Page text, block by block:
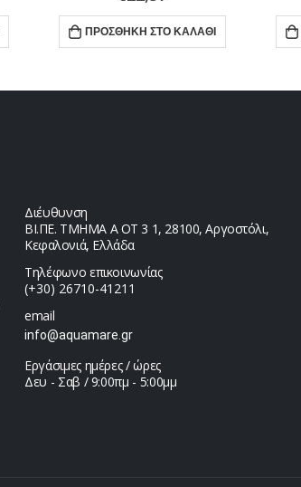
ΠΡΟΣΘΉΚΗ ΣΤΟ ΚΑΛΆΘΙ
Διέυθυνση
ΒΙ.ΠΕ. ΤΜΗΜΑ Α ΟΤ 3 1, 28100, Αργοστόλι,
Κεφαλονιά, Ελλάδα
Τηλέφωνο επικοινωνίας
(+30) 26710-41211
email
info@aquamare.gr
Εργάσιμες ημέρες / ώρες
Δευ - Σαβ / 9:00πμ - 5:00μμ